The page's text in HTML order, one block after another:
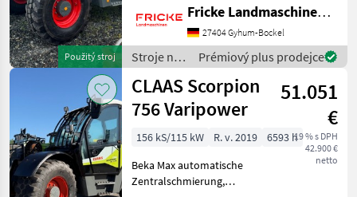
Použitý stroj
Klimaanlage, hydr.
Werkzeugverriegelung,
Zentralschmierung -für
Bühnenbetrieb nach BG
Norm nachgerüste
Fricke Landmaschinen GmbH
27404 Gyhum-Bockel
Stroje na
stavbu /
Claas
Prémiový plus prodejce
CLAAS Scorpion
756 Varipower
51.051
€
19 % s DPH
42.900 €
netto
156 kS/115 kW R. v. 2019
6593 h
Beka Max automatische
Zentralschmierung,